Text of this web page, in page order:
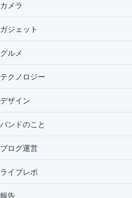
カメラ
ガジェット
グルメ
テクノロジー
デザイン
バンドのこと
ブログ運営
ライブレポ
報告